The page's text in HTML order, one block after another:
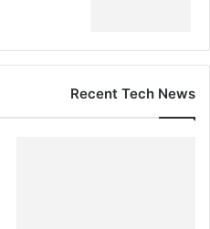
Recent Tech News